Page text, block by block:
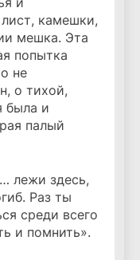
камешки,
мешка. Эта
попытка
не
о тихой,
была и
палый
лежи здесь,
Раз ты
среди всего
и помнить».